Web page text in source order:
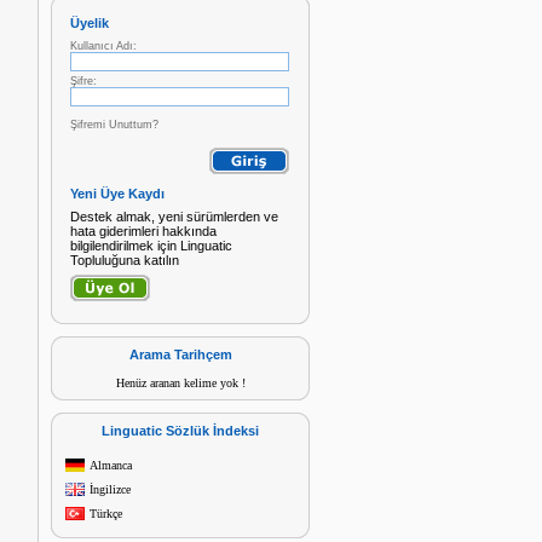
Üyelik
Kullanıcı Adı:
Şifre:
Şifremi Unuttum?
Yeni Üye Kaydı
Destek almak, yeni sürümlerden ve
hata giderimleri hakkında
bilgilendirilmek için Linguatic
Topluluğuna katılın
Arama Tarihçem
Henüz aranan kelime yok !
Linguatic Sözlük İndeksi
Almanca
İngilizce
Türkçe